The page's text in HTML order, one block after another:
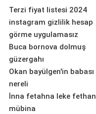
Terzi fiyat listesi 2024
instagram gizlilik hesap
görme uygulamasız
Buca bornova dolmuş
güzergahı
Okan bayülgen'in babası
nereli
İnna fetahna leke fethan
mübina